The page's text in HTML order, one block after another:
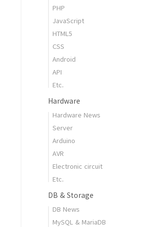
PHP
JavaScript
HTML5
CSS
Android
API
Etc.
Hardware
Hardware News
Server
Arduino
AVR
Electronic circuit
Etc.
DB & Storage
DB News
MySQL & MariaDB